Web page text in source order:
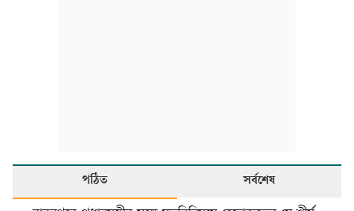
পঠিত সর্বশেষ